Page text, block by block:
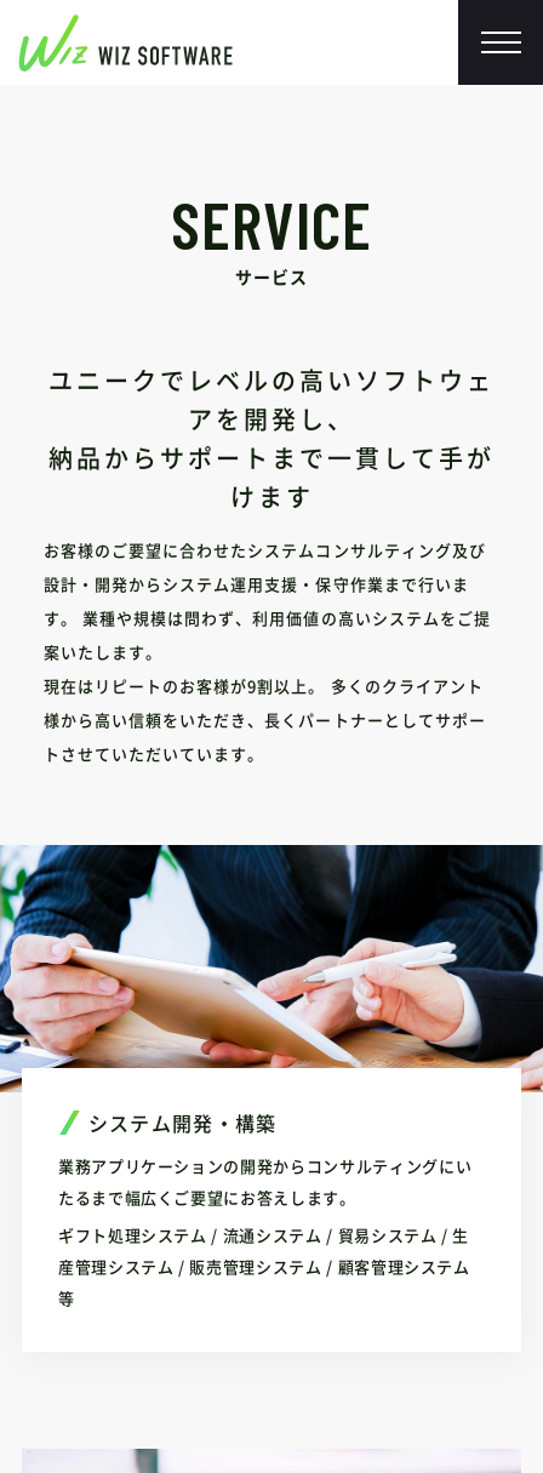
SERVICE
サービス
ユニークでレベルの高いソフトウェ
アを開発し、
納品からサポートまで一貫して手が
けます
お客様のご要望に合わせたシステムコンサルティング及び
設計・開発からシステム運用支援・保守作業まで行いま
す。 業種や規模は問わず、利用価値の高いシステムをご提
案いたします。
現在はリピートのお客様が9割以上。 多くのクライアント
様から高い信頼をいただき、長くパートナーとしてサポー
トさせていただいています。
システム開発・構築
業務アプリケーションの開発からコンサルティングにい
たるまで幅広くご要望にお答えします。
ギフト処理システム / 流通システム / 貿易システム / 生
産管理システム / 販売管理システム / 顧客管理システム
等